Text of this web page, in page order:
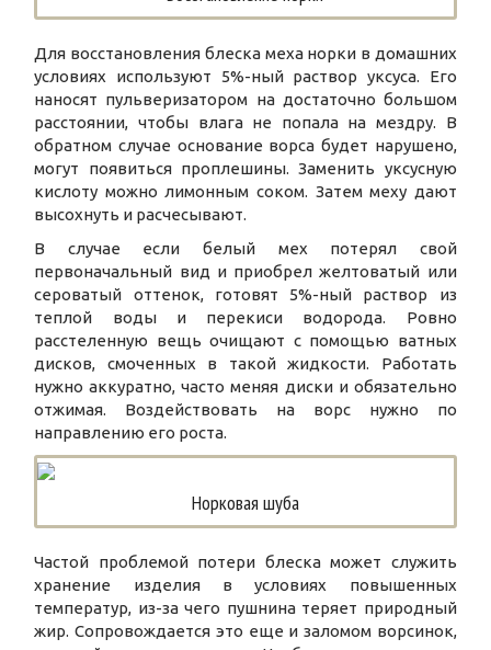
Для восстановления блеска меха норки в домашних
условиях используют 5%-ный раствор уксуса. Его
наносят пульверизатором на достаточно большом
расстоянии, чтобы влага не попала на мездру. В
обратном случае основание ворса будет нарушено,
могут появиться проплешины. Заменить уксусную
кислоту можно лимонным соком. Затем меху дают
высохнуть и расчесывают.
В случае если белый мех потерял свой
первоначальный вид и приобрел желтоватый или
сероватый оттенок, готовят 5%-ный раствор из
теплой воды и перекиси водорода. Ровно
расстеленную вещь очищают с помощью ватных
дисков, смоченных в такой жидкости. Работать
нужно аккуратно, часто меняя диски и обязательно
отжимая. Воздействовать на ворс нужно по
направлению его роста.
Норковая шуба
Частой проблемой потери блеска может служить
хранение изделия в условиях повышенных
температур, из-за чего пушнина теряет природный
жир. Сопровождается это еще и заломом ворсинок,